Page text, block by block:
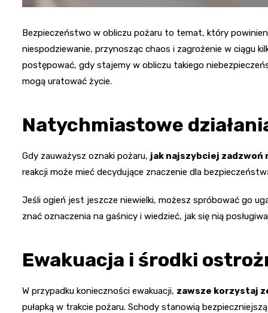
Bezpieczeństwo w obliczu pożaru to temat, który
niespodziewanie, przynosząc chaos i zagrożenie w ciągu
postępować, gdy stajemy w obliczu takiego
mogą uratować życie.
Natychmiastowe
Gdy zauważysz oznaki pożaru, jak najszybciej zadzwoń
reakcji może mieć decydujące znaczenie dla
Jeśli ogień jest jeszcze niewielki, możesz spróbować go
znać oznaczenia na gaśnicy i wiedzieć, jak się nią
Ewakuacja i środki
W przypadku konieczności ewakuacji, zawsze korzystaj
pułapką w trakcie pożaru. Schody stanowią